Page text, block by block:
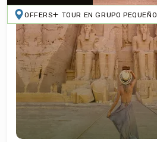
OFFERS TOUR EN GRUPO PEQUEÑO